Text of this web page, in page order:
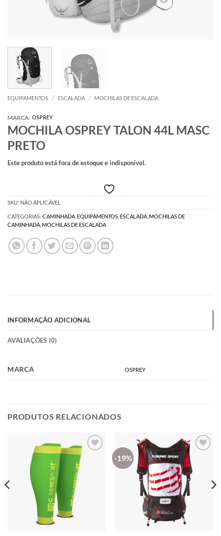
EQUIPAMENTOS / ESCALADA / MOCHILAS DE ESCALADA
MARCA: OSPREY
MOCHILA OSPREY TALON 44L MASC
PRETO
Este produto está fora de estoque e indisponível.
SKU: NÃO APLICÁVEL
CATEGORIAS: CAMINHADA EQUIPAMENTOS ESCALADA MOCHILAS DE
CAMINHADA MOCHILAS DE ESCALADA
INFORMAÇÃO ADICIONAL
AVALIAÇÕES (0)
MARCA OSPREY
PRODUTOS RELACIONADOS
-19%